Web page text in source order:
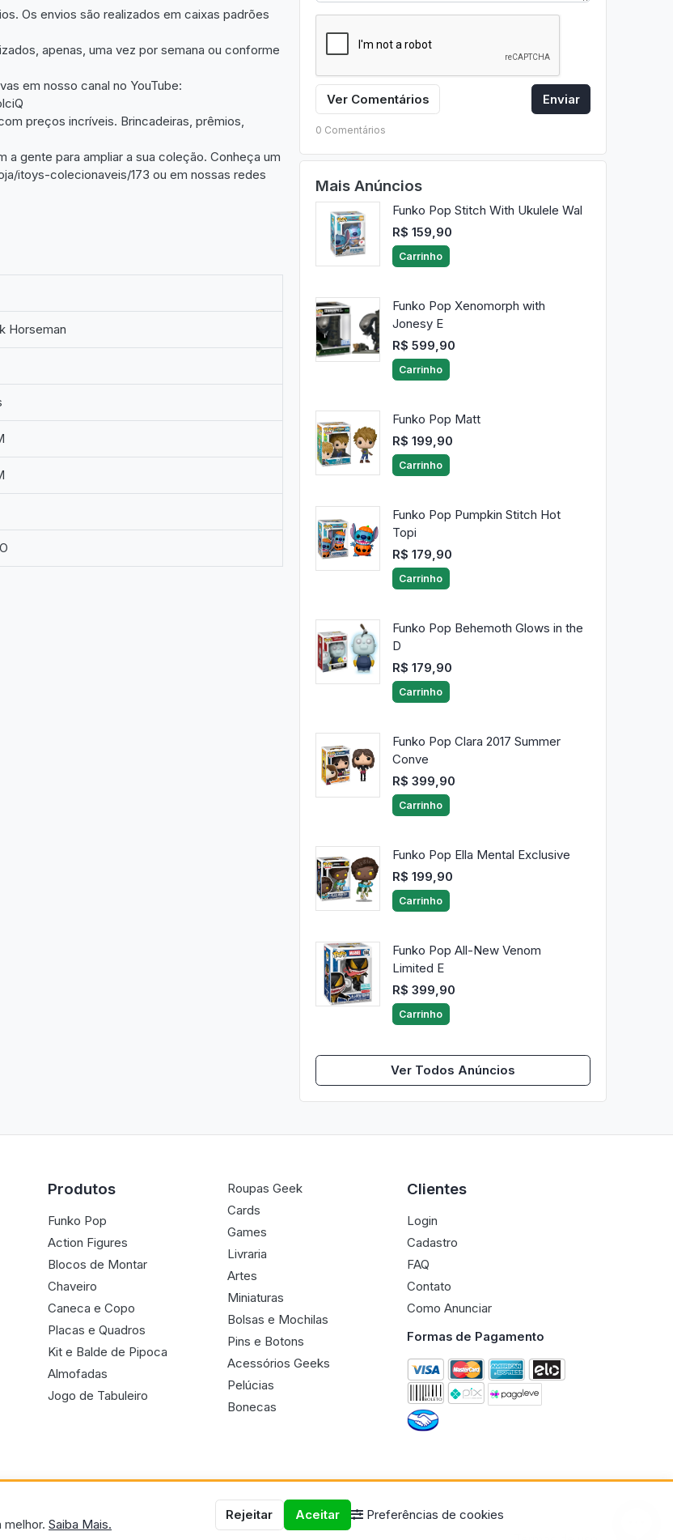
Os envios são realizados em caixas padrões
apenas, uma vez por semana ou conforme
em nosso canal no YouTube:
preços incríveis. Brincadeiras, prêmios,
gente para ampliar a sua coleção. Conheça um
itoys-colecionaveis/173 ou em nossas redes
Horseman
Ver Comentários Enviar
0 Comentários
Mais Anúncios
Funko Pop Stitch With Ukulele Wal
R$ 159,90
Carrinho
Funko Pop Xenomorph with
Jonesy E
R$ 599,90
Carrinho
Funko Pop Matt
R$ 199,90
Carrinho
Funko Pop Pumpkin Stitch Hot
Topi
R$ 179,90
Carrinho
Funko Pop Behemoth Glows in the
D
R$ 179,90
Carrinho
Funko Pop Clara 2017 Summer
Conve
R$ 399,90
Carrinho
Funko Pop Ella Mental Exclusive
R$ 199,90
Carrinho
Funko Pop All-New Venom
Limited E
R$ 399,90
Carrinho
Ver Todos Anúncios
melhor. Saiba Mais.
Rejeitar Aceitar Preferências de cookies
Produtos
Funko Pop
Action Figures
Blocos de Montar
Chaveiro
Caneca e Copo
Placas e Quadros
Kit e Balde de Pipoca
Almofadas
Jogo de Tabuleiro
Roupas Geek
Cards
Games
Livraria
Artes
Miniaturas
Bolsas e Mochilas
Pins e Botons
Acessórios Geeks
Pelúcias
Bonecas
Clientes
Login
Cadastro
FAQ
Contato
Como Anunciar
Formas de Pagamento